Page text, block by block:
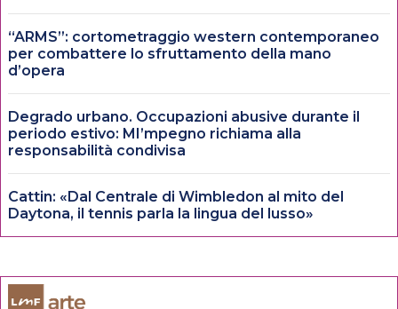
“ARMS”: cortometraggio western contemporaneo
per combattere lo sfruttamento della mano
d’opera
Degrado urbano. Occupazioni abusive durante il
periodo estivo: MI’mpegno richiama alla
responsabilità condivisa
Cattin: «Dal Centrale di Wimbledon al mito del
Daytona, il tennis parla la lingua del lusso»